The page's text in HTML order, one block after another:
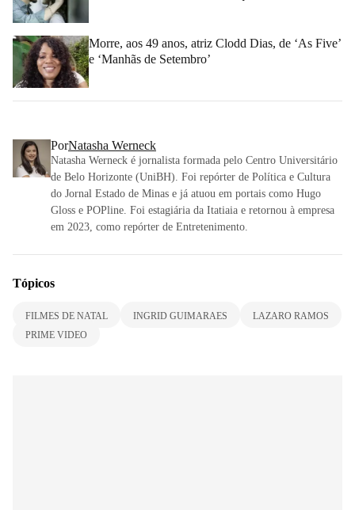
Morre, aos 49 anos, atriz Clodd Dias, de ‘As Five’
e ‘Manhãs de Setembro’
PorNatasha Werneck
Natasha Werneck é jornalista formada pelo Centro Universitário
de Belo Horizonte (UniBH). Foi repórter de Política e Cultura
do Jornal Estado de Minas e já atuou em portais como Hugo
Gloss e POPline. Foi estagiária da Itatiaia e retornou à empresa
em 2023, como repórter de Entretenimento.
Tópicos
FILMES DE NATAL INGRID GUIMARAES
LAZARO RAMOS
PRIME VIDEO